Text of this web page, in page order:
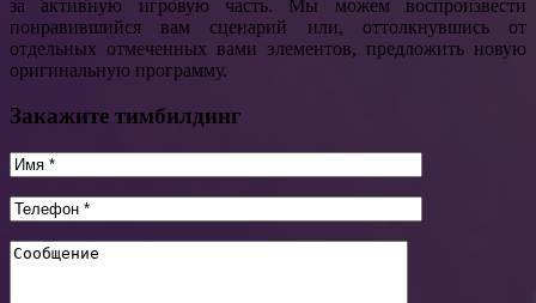
за активную игровую часть. Мы можем воспроизвести
понравившийся вам сценарий или, оттолкнувшись от
отдельных отмеченных вами элементов, предложить новую
оригинальную программу.
Закажите тимбилдинг